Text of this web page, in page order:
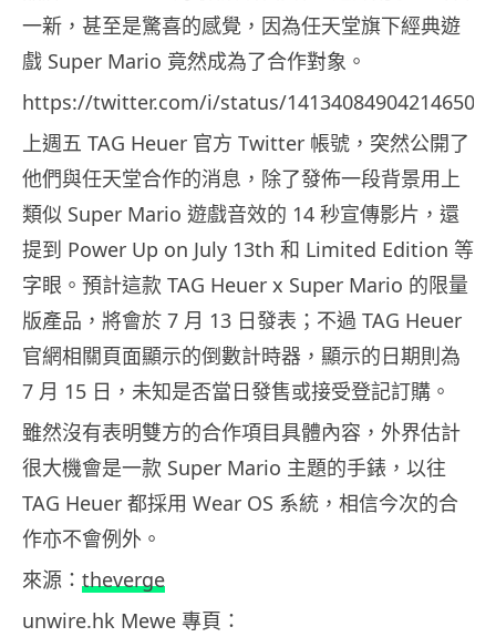
一新，甚至是驚喜的感覺，因為任天堂旗下經典遊
戲 Super Mario 竟然成為了合作對象。
https://twitter.com/i/status/1413408490421465089
上週五 TAG Heuer 官方 Twitter 帳號，突然公開了
他們與任天堂合作的消息，除了發佈一段背景用上
類似 Super Mario 遊戲音效的 14 秒宣傳影片，還
提到 Power Up on July 13th 和 Limited Edition 等
字眼。預計這款 TAG Heuer x Super Mario 的限量
版產品，將會於 7 月 13 日發表；不過 TAG Heuer
官網相關頁面顯示的倒數計時器，顯示的日期則為
7 月 15 日，未知是否當日發售或接受登記訂購。
雖然沒有表明雙方的合作項目具體內容，外界估計
很大機會是一款 Super Mario 主題的手錶，以往
TAG Heuer 都採用 Wear OS 系統，相信今次的合
作亦不會例外。
來源： theverge
unwire.hk Mewe 專頁：